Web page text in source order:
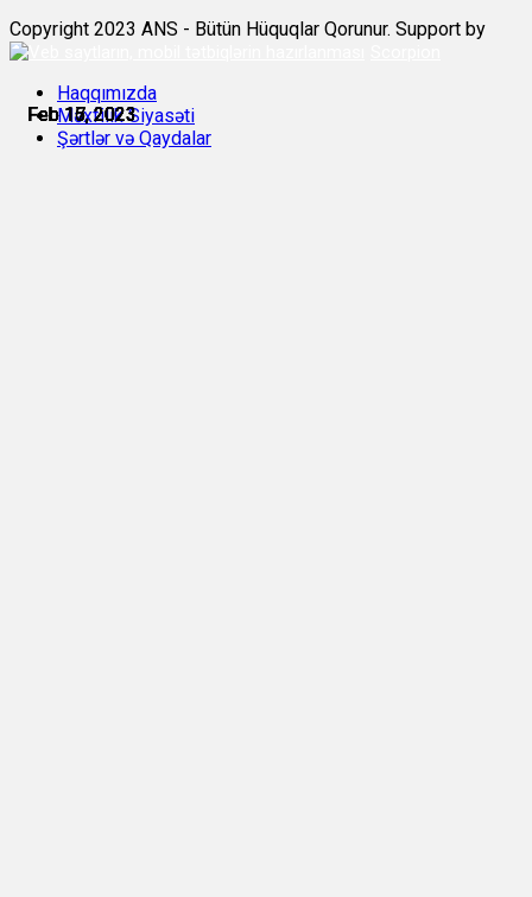
Feb 15, 2023
Feb 15, 2023
Feb 15, 2023
Feb 16, 2023
Feb 17, 2023
Feb 17, 2023
Copyright 2023 ANS - Bütün Hüquqlar Qorunur. Support by
Haqqımızda
Məxfilik Siyasəti
Şərtlər və Qaydalar